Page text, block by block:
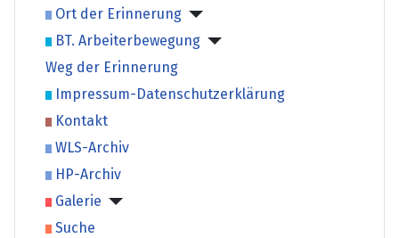
Ort der Erinnerung
BT. Arbeiterbewegung
Weg der Erinnerung
Impressum-Datenschutzerklärung
Kontakt
WLS-Archiv
HP-Archiv
Galerie
Suche